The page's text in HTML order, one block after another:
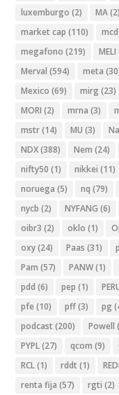
luxemburgo (2) MA(2)
market cap (110) mcd
megafono (219) MELI
Merval (594) meta
Mexico (69) mirg (23)
MORI (2) mrna (3)
mstr(14) MU (3)
NDX(388) Nem (24)
nifty50 (1) nikkei (11)
noruega (5) nq (79)
nycb (2) NYFANG (6)
oibr3 (2) oklo (1)
oxy(24) Paas (31)
Pam (57) PANW(1)
pdd (6) pep (1)
pfe (10) pff(3) pg
podcast (200) Powell
PYPL(27) qcom (9)
RCL(1) rddt (1)
renta fija (57) rgti (2)